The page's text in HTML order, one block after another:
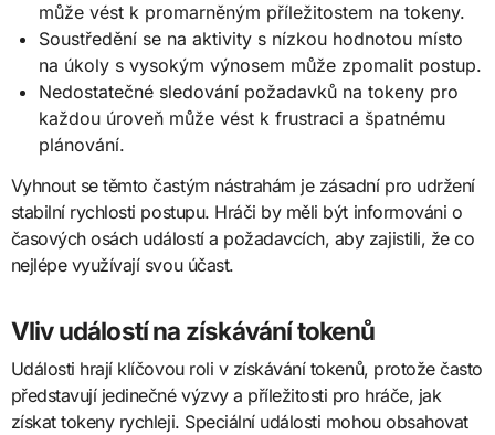
může vést k promarněným příležitostem na tokeny.
Soustředění se na aktivity s nízkou hodnotou místo
na úkoly s vysokým výnosem může zpomalit postup.
Nedostatečné sledování požadavků na tokeny pro
každou úroveň může vést k frustraci a špatnému
plánování.
Vyhnout se těmto častým nástrahám je zásadní pro udržení
stabilní rychlosti postupu. Hráči by měli být informováni o
časových osách událostí a požadavcích, aby zajistili, že co
nejlépe využívají svou účast.
Vliv událostí na získávání tokenů
Události hrají klíčovou roli v získávání tokenů, protože často
představují jedinečné výzvy a příležitosti pro hráče, jak
získat tokeny rychleji. Speciální události mohou obsahovat